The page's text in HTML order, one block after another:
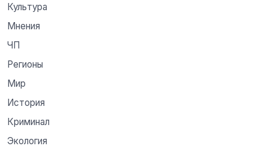
Культура
Мнения
ЧП
Регионы
Мир
История
Криминал
Экология